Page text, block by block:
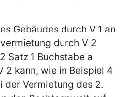
Gebäudes durch V 1 an
durch V 2
Satz 1 Buchstabe a
2 kann, wie in Beispiel 4
der Vermietung des 2.